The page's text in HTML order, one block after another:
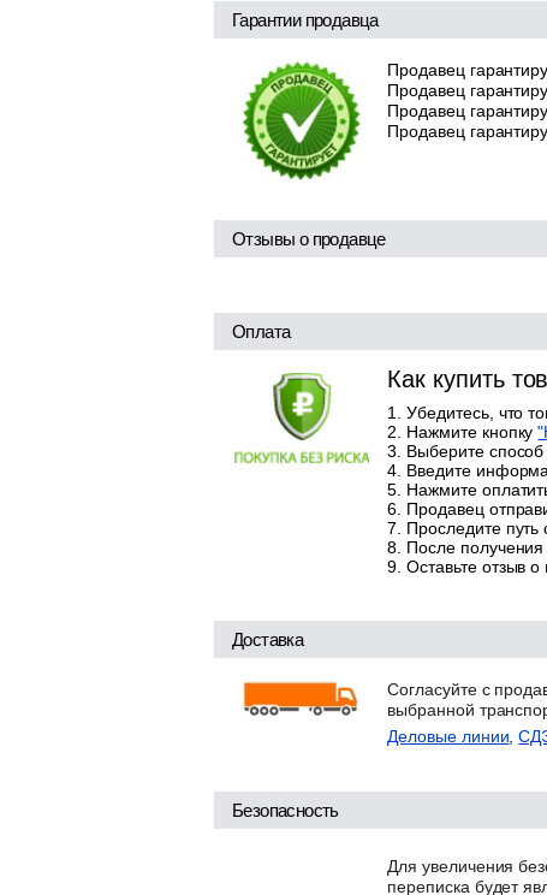
Гарантии продавца
Продавец
Продавец
Продавец
Продавец
Отзывы о продавце
Оплата
Как купить
Убедитесь, что
Нажмите кнопку
Выберите
Введите
Нажмите
Продавец
Проследите путь
После получения
Оставьте отзыв
Доставка
Согласуйте с
выбранной
Деловые линии ,
Безопасность
Для увеличения
переписка будет